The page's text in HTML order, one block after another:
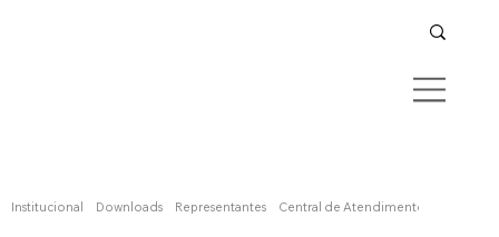
Confira aqui
Institucional Downloads Representantes Central de Atendimento